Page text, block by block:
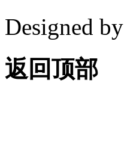
Designed by
返回顶部